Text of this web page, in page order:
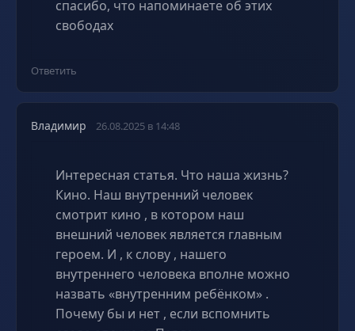
спасибо, что напоминаете об этих
свободах
Ответить
Владимир 26.08.2025 в 14:48
Интересная статья. Что наша жизнь?
Кино. Наш внутренний человек
смотрит кино , в котором наш
внешний человек является главным
героем. И , к слову , нашего
внутреннего человека вполне можно
назвать «внутренним ребёнком» .
Почему бы и нет , если вспомнить